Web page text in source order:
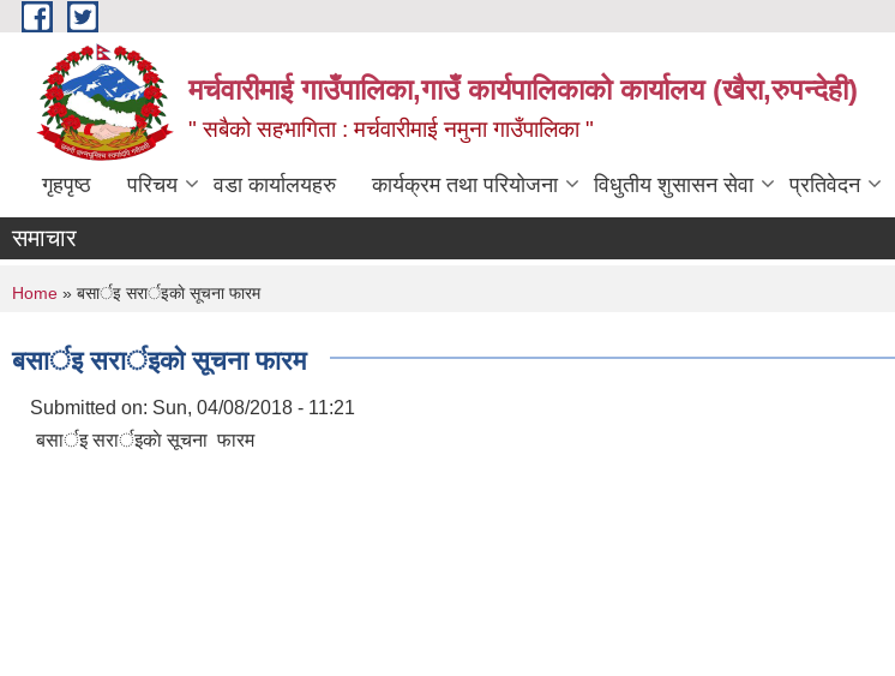
Skip to main content
मर्चवारीमाई गाउँपालिका,गाउँ कार्यपालिकाको कार्यालय (खैरा,रुपन्देही)
" सबैको सहभागिता : मर्चवारीमाई नमुना गाउँपालिका "
गृहपृष्ठ परिचय वडा कार्यालयहरु कार्यक्रम तथा परियोजना विधुतीय शुसासन सेवा प्रतिवेदन
समाचार
You are here
Home » बसार्इ सरार्इकाे सूचना फारम
बसार्इ सरार्इकाे सूचना फारम
Submitted on: Sun, 04/08/2018 - 11:21
बसार्इ सरार्इकाे सूचना फारम